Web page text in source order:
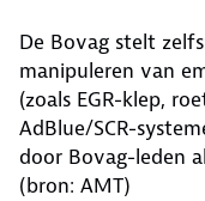
De Bovag stelt
manipuleren van
(zoals EGR-klep,
AdBlue/SCR-
door Bovag-leden
(bron: AMT)